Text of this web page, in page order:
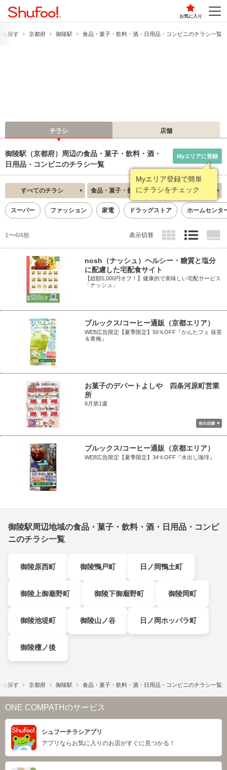
お気に入り
ら探す 京都府 御陵駅 食品・菓子・飲料・酒・日用品・コンビニのチラシ一覧
チラシ 店舗
御陵駅（京都府）周辺の食品・菓子・飲料・酒・
日用品・コンビニのチラシ一覧
Myエリア登録で簡単
にチラシをチェック
Myエリアに登録
すべてのチラシ 食品・菓子・飲料・酒・日用品・コンビニ 新着順
スーパー ファッション 家電 ドラッグストア ホームセンタ
1〜4/4枚 表示切替
nosh（ナッシュ）ヘルシー・糖質と塩分
に配慮した宅配食サイト
【総額5,000円オフ！】健康的で美味しい宅配サービス
「ナッシュ」
ブルックス/コーヒー通販（京都エリア）
WEB広告限定【夏季限定】50％OFF『かんたフェ 抹茶
＆青梅』
お菓子のデパートよしや 四条河原町営業
所
8月第1週
ブルックス/コーヒー通販（京都エリア）
WEB広告限定【夏季限定】34％OFF『水出し珈琲』
御陵駅周辺地域の食品・菓子・飲料・酒・日用品・コンビ
ニのチラシ一覧
御陵原西町 御陵鴨戸町 日ノ岡鴨土町
御陵上御廟野町 御陵下御廟野町 御陵岡町
御陵池堤町 御陵山ノ谷 日ノ岡ホッパラ町
御陵檀ノ後
ら探す 京都府 御陵駅 食品・菓子・飲料・酒・日用品・コンビニのチラシ一覧
ONE COMPATHのサービス
シュフーチラシアプリ
アプリならお気に入りのお店がすぐに見つかる！